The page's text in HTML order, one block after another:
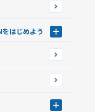
はじめよう